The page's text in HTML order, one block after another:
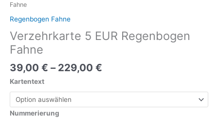
Fahne
Regenbogen Fahne
Verzehrkarte 5 EUR Regenbogen
Fahne
39,00 € – 229,00 €
Kartentext
Nummerierung